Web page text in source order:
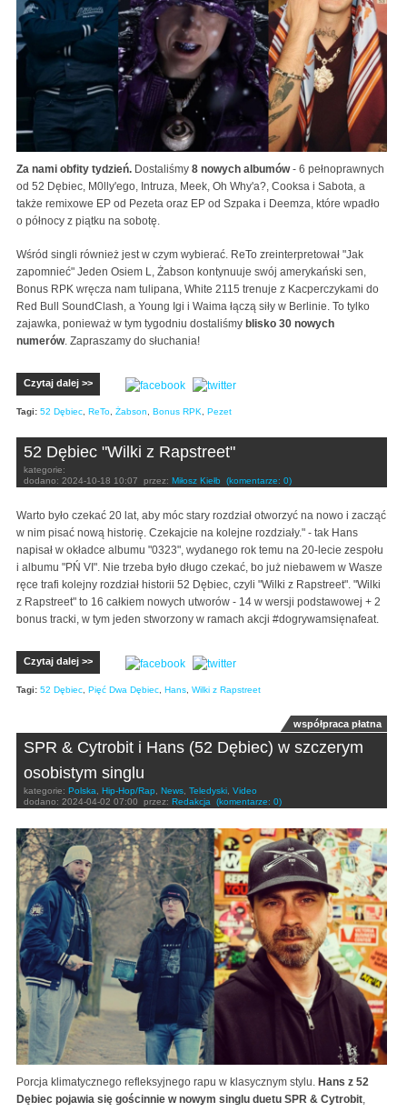
Za nami obfity tydzień. Dostaliśmy 8 nowych albumów- 6 pełnoprawnych
od 52 Dębiec, M0lly'ego, Intruza, Meek, Oh Why'a?, Cooksa i Sabota, a
także remixowe EP od Pezeta oraz EP od Szpaka i Deemza, które wpadło
o północy z piątku na sobotę.
Wśród singli również jest w czym wybierać. ReTo zreinterpretował "Jak
zapomnieć" Jeden Osiem L, Żabson kontynuuje swój amerykański sen,
Bonus RPK wręcza nam tulipana, White 2115 trenuje z Kacperczykami do
Red Bull SoundClash, a Young Igi i Waima łączą siły w Berlinie. To tylko
zajawka, ponieważ w tym tygodniu dostaliśmy blisko 30 nowych
numerów. Zapraszamy do słuchania!
Czytaj dalej >>
Tagi: 52 Dębiec, ReTo, Żabson, Bonus RPK, Pezet
52 Dębiec "Wilki z Rapstreet"
kategorie:
dodano: 2024-10-18 10:07 przez: Miłosz Kiełb (komentarze: 0)
Warto było czekać 20 lat, aby móc stary rozdział otworzyć na nowo i zacząć
w nim pisać nową historię. Czekajcie na kolejne rozdziały." - tak Hans
napisał w okładce albumu "0323", wydanego rok temu na 20-lecie zespołu
i albumu "PŃ VI". Nie trzeba było długo czekać, bo już niebawem w Wasze
ręce trafi kolejny rozdział historii 52 Dębiec, czyli "Wilki z Rapstreet". "Wilki
z Rapstreet" to 16 całkiem nowych utworów - 14 w wersji podstawowej + 2
bonus tracki, w tym jeden stworzony w ramach akcji #dogrywamsięnafeat.
Czytaj dalej >>
Tagi: 52 Dębiec, Pięć Dwa Dębiec, Hans, Wilki z Rapstreet
współpraca płatna
SPR & Cytrobit i Hans (52 Dębiec) w szczerym
osobistym singlu
kategorie: Polska, Hip-Hop/Rap, News, Teledyski, Video
dodano: 2024-04-02 07:00 przez: Redakcja (komentarze: 0)
Porcja klimatycznego refleksyjnego rapu w klasycznym stylu. Hans z 52
Dębiec pojawia się gościnnie w nowym singlu duetu SPR & Cytrobit,